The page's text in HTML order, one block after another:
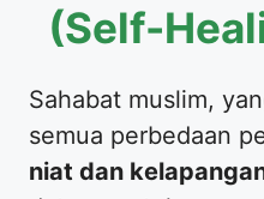
(Self-
​Sahabat muslim,
semua perbedaan
niat dan